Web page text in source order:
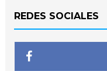
REDES SOCIALES